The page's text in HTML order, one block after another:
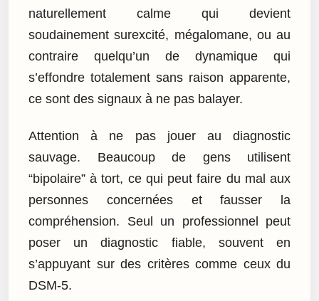
naturellement calme qui devient
soudainement surexcité, mégalomane, ou au
contraire quelqu’un de dynamique qui
s’effondre totalement sans raison apparente,
ce sont des signaux à ne pas balayer.
Attention à ne pas jouer au diagnostic
sauvage. Beaucoup de gens utilisent
“bipolaire” à tort, ce qui peut faire du mal aux
personnes concernées et fausser la
compréhension. Seul un professionnel peut
poser un diagnostic fiable, souvent en
s’appuyant sur des critères comme ceux du
DSM-5.